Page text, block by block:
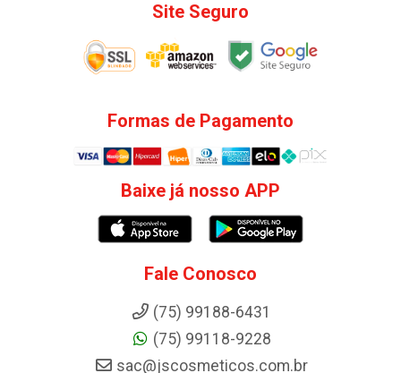
Site Seguro
Formas de Pagamento
Baixe já nosso APP
Fale Conosco
(75) 99188-6431
(75) 99118-9228
sac@jscosmeticos.com.br